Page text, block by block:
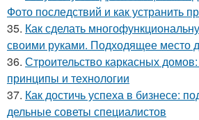
Фото последствий и как устранить
35. Как сделать
своими руками. Подходящее место
36. Строительство каркасных
принципы и технологии
37. Как достичь успеха в бизнесе:
дельные советы специалистов